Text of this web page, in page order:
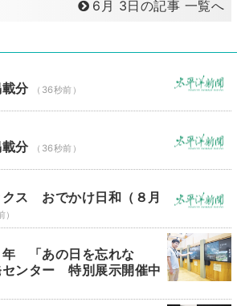
6月 3日の記事 一覧へ
分 （36秒前）
分 （36秒前）
ス おでかけ日和（８月
）
年 「あの日を忘れな
ンター 特別展示開催中